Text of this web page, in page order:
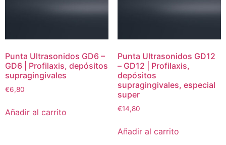
Punta Ultrasonidos GD6 –
GD6 | Profilaxis, depósitos
supragingivales
€6,80
Añadir al carrito
Punta Ultrasonidos GD12
– GD12 | Profilaxis,
depósitos
supragingivales, especial
super
€14,80
Añadir al carrito